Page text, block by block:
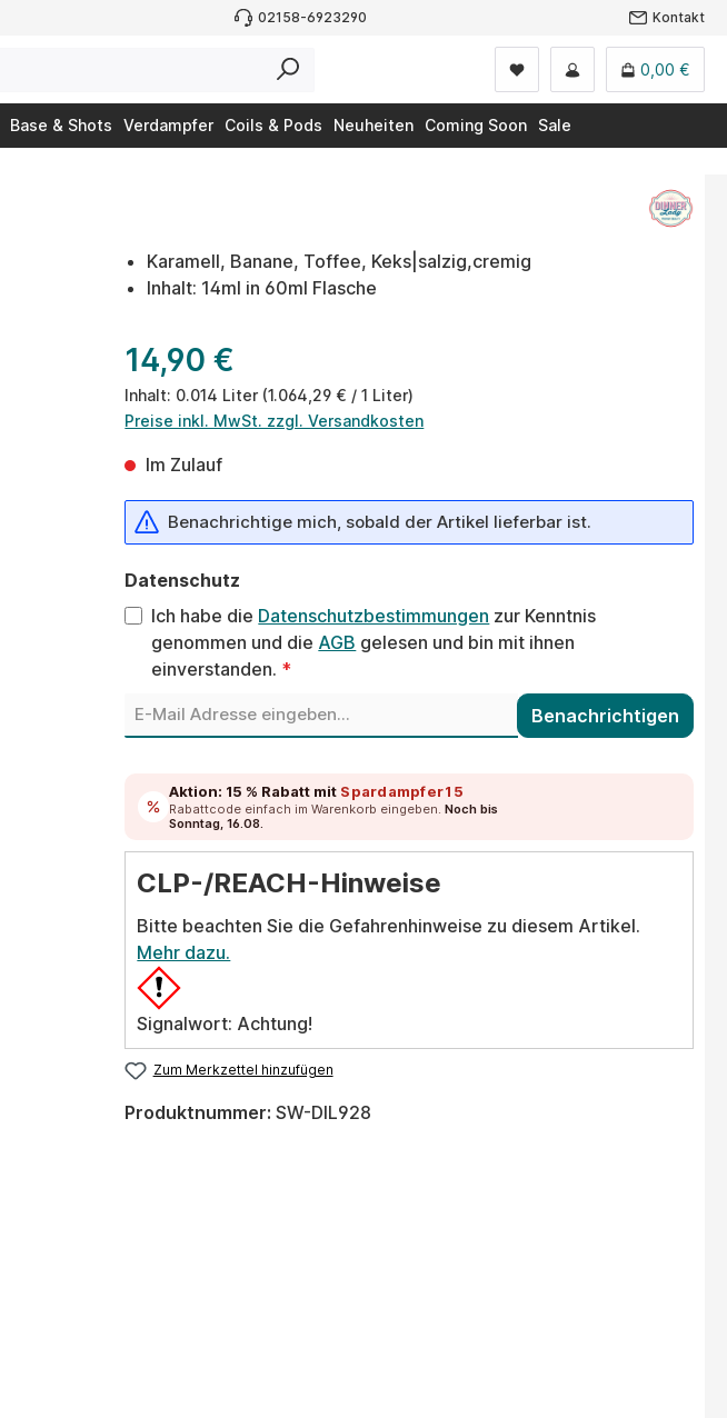
02158-6923290 Kontakt
0,00 €
Base & Shots Verdampfer Coils & Pods Neuheiten Coming Soon
Sale
Karamell, Banane, Toffee, Keks|salzig,cremig
Inhalt: 14ml in 60ml Flasche
14,90 €
Inhalt: 0.014 Liter (1.064,29 € / 1 Liter)
Preise inkl. MwSt. zzgl. Versandkosten
Im Zulauf
Benachrichtige mich, sobald der Artikel lieferbar ist.
Datenschutz
Ich habe die Datenschutzbestimmungen zur Kenntnis
genommen und die AGB gelesen und bin mit ihnen
einverstanden. *
Benachrichtigen
Aktion: 15 % Rabatt mit Spardampfer15
Rabattcode einfach im Warenkorb eingeben.Noch bis
Sonntag, 16.08.
CLP-/REACH-Hinweise
Bitte beachten Sie die Gefahrenhinweise zu diesem Artikel.
Mehr dazu.
Signalwort: Achtung!
Zum Merkzettel hinzufügen
Produktnummer:SW-DIL928